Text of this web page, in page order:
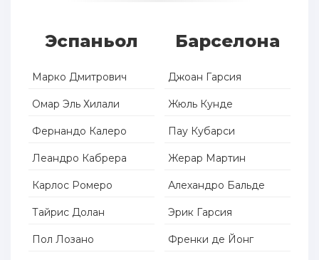
Эспаньол
Марко Дмитрович
Омар Эль Хилали
Фернандо Калеро
Леандро Кабрера
Карлос Ромеро
Тайрис Долан
Пол Лозано
Барселона
Джоан Гарсия
Жюль Кунде
Пау Кубарси
Жерар Мартин
Алехандро Бальде
Эрик Гарсия
Френки де Йонг